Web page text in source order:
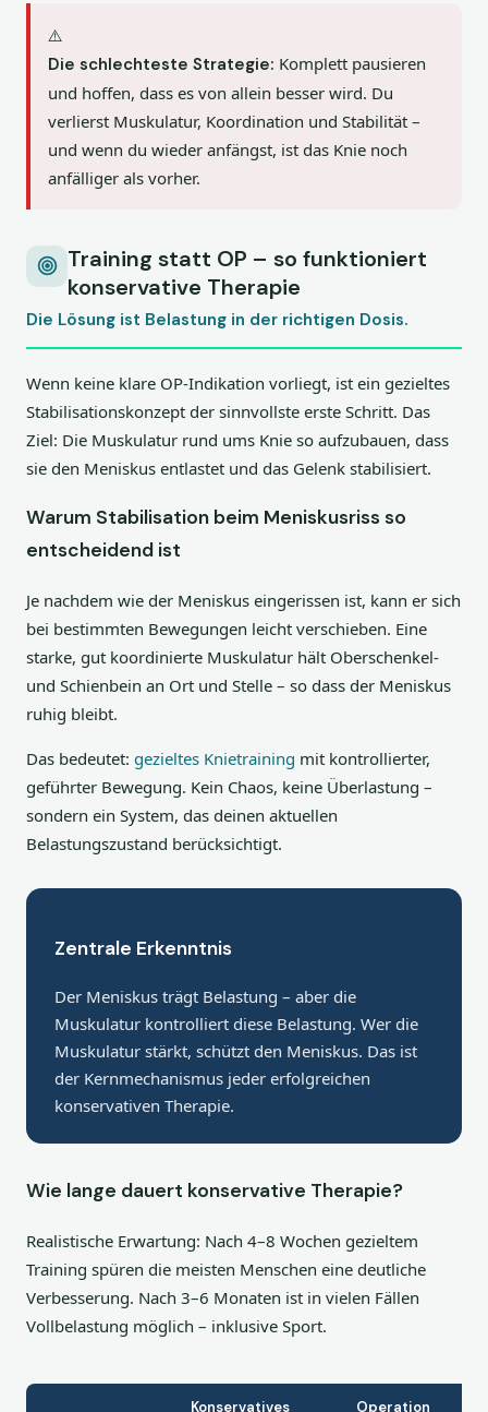
⚠️
Die schlechteste Strategie: Komplett pausieren
und hoffen, dass es von allein besser wird. Du
verlierst Muskulatur, Koordination und Stabilität –
und wenn du wieder anfängst, ist das Knie noch
anfälliger als vorher.
Training statt OP – so funktioniert
konservative Therapie
Die Lösung ist Belastung in der richtigen Dosis.
Wenn keine klare OP-Indikation vorliegt, ist ein gezieltes
Stabilisationskonzept der sinnvollste erste Schritt. Das
Ziel: Die Muskulatur rund ums Knie so aufzubauen, dass
sie den Meniskus entlastet und das Gelenk stabilisiert.
Warum Stabilisation beim Meniskusriss so
entscheidend ist
Je nachdem wie der Meniskus eingerissen ist, kann er sich
bei bestimmten Bewegungen leicht verschieben. Eine
starke, gut koordinierte Muskulatur hält Oberschenkel-
und Schienbein an Ort und Stelle – so dass der Meniskus
ruhig bleibt.
Das bedeutet: gezieltes Knietraining mit kontrollierter,
geführter Bewegung. Kein Chaos, keine Überlastung –
sondern ein System, das deinen aktuellen
Belastungszustand berücksichtigt.
Zentrale Erkenntnis
Der Meniskus trägt Belastung – aber die
Muskulatur kontrolliert diese Belastung. Wer die
Muskulatur stärkt, schützt den Meniskus. Das ist
der Kernmechanismus jeder erfolgreichen
konservativen Therapie.
Wie lange dauert konservative Therapie?
Realistische Erwartung: Nach 4–8 Wochen gezieltem
Training spüren die meisten Menschen eine deutliche
Verbesserung. Nach 3–6 Monaten ist in vielen Fällen
Vollbelastung möglich – inklusive Sport.
Konservatives Operation